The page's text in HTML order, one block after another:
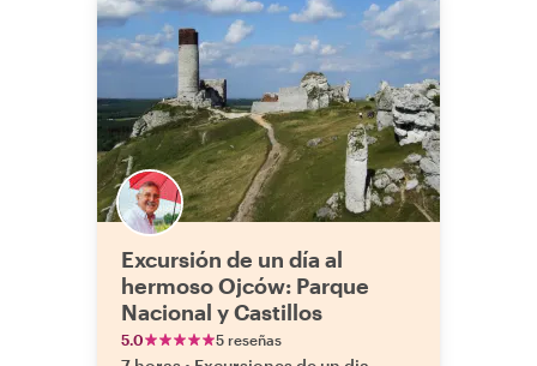
Excursión de un día al
hermoso Ojców: Parque
Nacional y Castillos
5.0 5 reseñas